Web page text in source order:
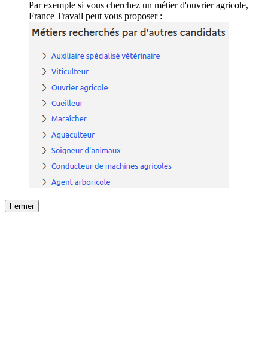
Par exemple si vous cherchez un métier d'ouvrier agricole,
France Travail peut vous proposer :
Fermer